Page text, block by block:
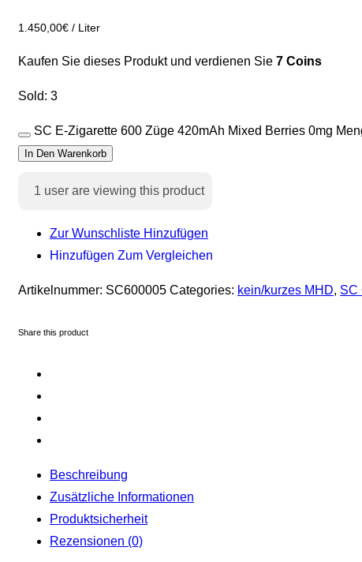
1.450,00€ / Liter
Kaufen Sie dieses Produkt und verdienen Sie 7 Coins
Sold: 3
SC E-Zigarette 600 Züge 420mAh Mixed Berries 0mg
In Den Warenkorb
1 user are viewing this product
Zur Wunschliste Hinzufügen
Hinzufügen Zum Vergleichen
Artikelnummer: SC600005 Categories: kein/kurzes MHD, SC
Share this product
Beschreibung
Zusätzliche Informationen
Produktsicherheit
Rezensionen (0)